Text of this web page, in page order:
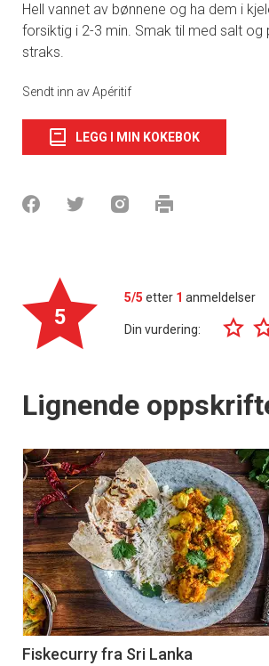
Hell vannet av bønnene og ha dem i
forsiktig i 2-3 min. Smak til med salt og
straks.
Sendt inn av Apéritif
LEGG I MIN KOKEBOK
5
5/5 etter 1 anmeldelser
Din vurdering:
Lignende
Fiskecurry fra Sri Lanka